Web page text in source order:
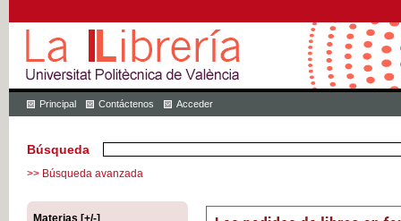
Principal Contáctenos Acceder
Búsqueda
>> Búsqueda avanzada
Materias [+/-]